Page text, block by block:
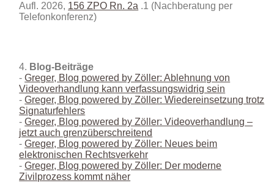
Aufl. 2026, 156 ZPO Rn. 2a .1 (Nachberatung per
Telefonkonferenz)
Blog-Beiträge
Greger, Blog powered by Zöller: Ablehnung von
Videoverhandlung kann verfassungswidrig sein
Greger, Blog powered by Zöller: Wiedereinsetzung trotz
Signaturfehlers
Greger, Blog powered by Zöller: Videoverhandlung –
jetzt auch grenzüberschreitend
Greger, Blog powered by Zöller: Neues beim
elektronischen Rechtsverkehr
Greger, Blog powered by Zöller: Der moderne
Zivilprozess kommt näher